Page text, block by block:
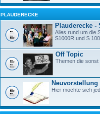
PLAUDERECKE
Plauderecke -
Alles rund um die
S1000R und S
Off Topic
Themen die sonst
Neuvorstellung
Hier möchte sich